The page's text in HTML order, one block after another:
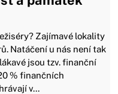
Zajímavé lokality
Natáčení u nás není tak
jsou tzv. finanční
% finančních
v...